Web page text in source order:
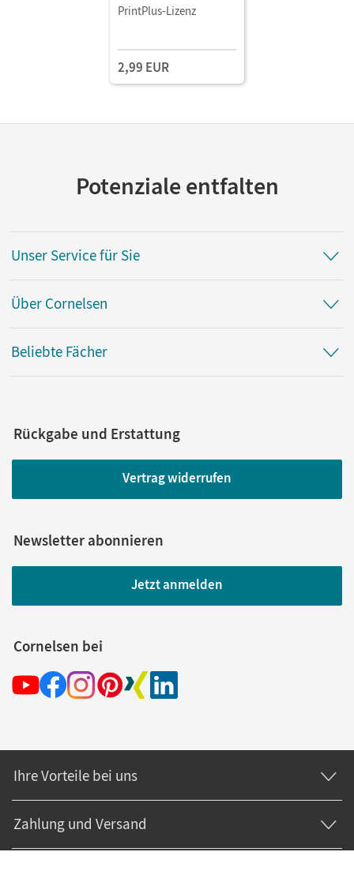
PrintPlus-Lizenz
2,99 EUR
Potenziale entfalten
Unser Service für Sie
Über Cornelsen
Beliebte Fächer
Rückgabe und Erstattung
Vertrag widerrufen
Newsletter abonnieren
Jetzt anmelden
Cornelsen bei
Ihre Vorteile bei uns
Zahlung und Versand